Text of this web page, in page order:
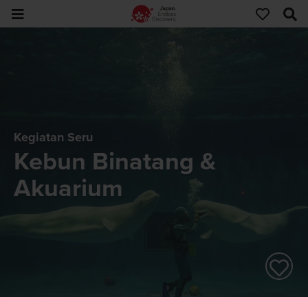
Kegiatan Seru
Kebun Binatang &
Akuarium